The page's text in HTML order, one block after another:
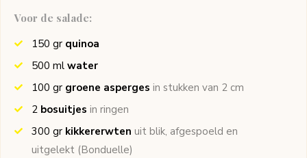
Voor de salade:
150 gr quinoa
500 ml water
100 gr groene asperges in stukken van 2 cm
2 bosuitjes in ringen
300 gr kikkererwten uit blik, afgespoeld en
uitgelekt (Bonduelle)